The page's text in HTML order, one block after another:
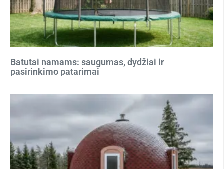
Batutai namams: saugumas, dydžiai ir
pasirinkimo patarimai